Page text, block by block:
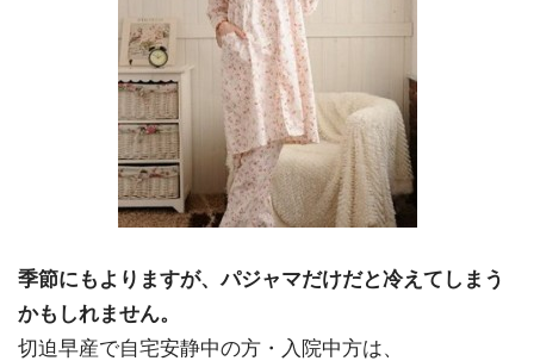
季節にもよりますが、パジャマだけだと冷えてしまう
かもしれません。
切迫早産で自宅安静中の方・入院中方は、